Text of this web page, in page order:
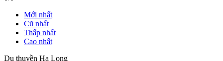
Mới nhất
Cũ nhất
Thấp nhất
Cao nhất
Du thuyền Hạ Long